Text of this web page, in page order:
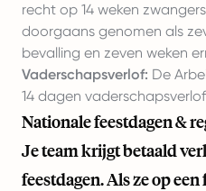
recht op 14 weken
doorgaans genomen als
bevalling en zeven weken
Vaderschapsverlof: De
14 dagen
Nationale feestdagen &
Je team krijgt betaald
feestdagen. Als ze op